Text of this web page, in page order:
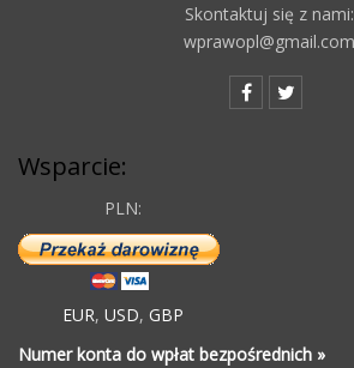
Skontaktuj się z nami:
wprawopl@gmail.com
Wsparcie:
PLN:
EUR, USD, GBP
Numer konta do wpłat bezpośrednich »